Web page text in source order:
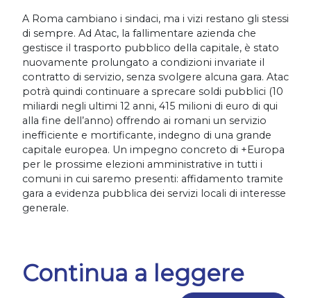
A Roma cambiano i sindaci, ma i vizi restano gli stessi
di sempre. Ad Atac, la fallimentare azienda che
gestisce il trasporto pubblico della capitale, è stato
nuovamente prolungato a condizioni invariate il
contratto di servizio, senza svolgere alcuna gara. Atac
potrà quindi continuare a sprecare soldi pubblici (10
miliardi negli ultimi 12 anni, 415 milioni di euro di qui
alla fine dell’anno) offrendo ai romani un servizio
inefficiente e mortificante, indegno di una grande
capitale europea. Un impegno concreto di +Europa
per le prossime elezioni amministrative in tutti i
comuni in cui saremo presenti: affidamento tramite
gara a evidenza pubblica dei servizi locali di interesse
generale.
Continua a leggere